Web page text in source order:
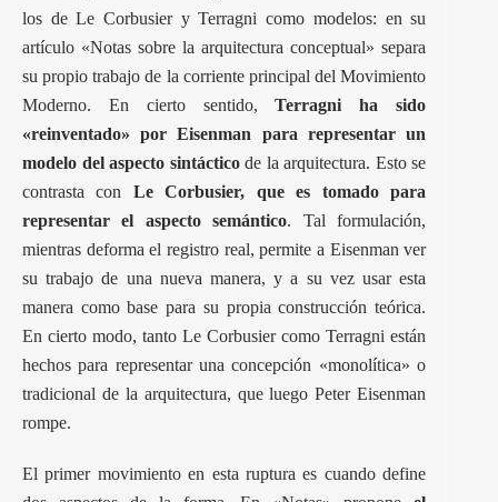
los de Le Corbusier y Terragni como modelos: en su
artículo «Notas sobre la arquitectura conceptual» separa
su propio trabajo de la corriente principal del Movimiento
Moderno. En cierto sentido,Terragni ha sido
«reinventado» por Eisenman para representar un
modelo del aspecto sintácticode la arquitectura. Esto se
contrasta con Le Corbusier, que es tomado para
representar el aspecto semántico. Tal formulación,
mientras deforma el registro real, permite a Eisenman ver
su trabajo de una nueva manera, y a su vez usar esta
manera como base para su propia construcción teórica.
En cierto modo, tanto Le Corbusier como Terragni están
hechos para representar una concepción «monolítica» o
tradicional de la arquitectura, que luego Peter Eisenman
rompe.
El primer movimiento en esta ruptura es cuando define